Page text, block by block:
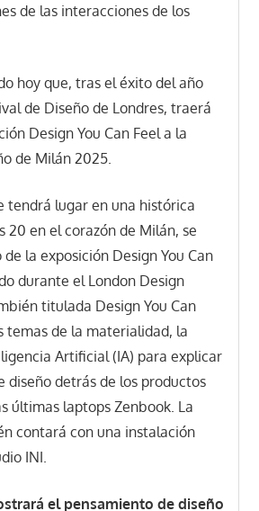
de las interacciones de los
hoy que, tras el éxito del año
de Diseño de Londres, traerá
Design You Can Feel a la
de Milán 2025.
tendrá lugar en una histórica
20 en el corazón de Milán, se
la exposición Design You Can
durante el London Design
titulada Design You Can
temas de la materialidad, la
Artificial (IA) para explicar
diseño detrás de los productos
últimas laptops Zenbook. La
contará con una instalación
INI.
el pensamiento de diseño